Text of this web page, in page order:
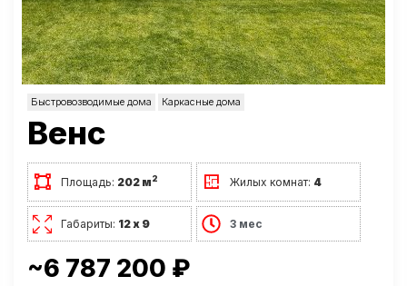
Быстровозводимые дома Каркасные дома
Венс
Площадь: 202 м2 Жилых комнат: 4
Габариты: 12 х 9 3 мес
~6 787 200 ₽